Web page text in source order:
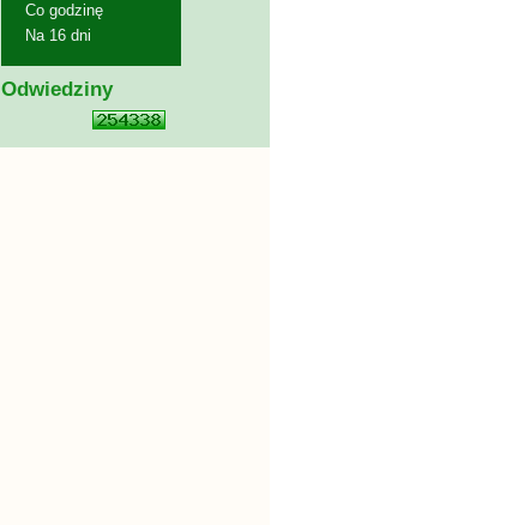
Co godzinę
Na 16 dni
Odwiedziny